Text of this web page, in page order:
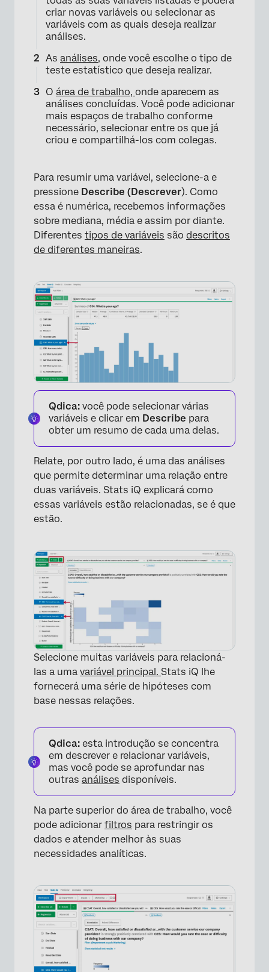
×
criar novas variáveis ou selecionar as
variáveis com as quais deseja realizar
análises.
As análises, onde você escolhe o tipo de
teste estatístico que deseja realizar.
O área de trabalho, onde aparecem as
análises concluídas. Você pode adicionar
mais espaços de trabalho conforme
necessário, selecionar entre os que já
criou e compartilhá-los com colegas.
Para resumir uma variável, selecione-a e
pressione Describe (Descrever). Como
essa é numérica, recebemos informações
sobre mediana, média e assim por diante.
Diferentes tipos de variáveis são descritos
de diferentes maneiras.
×
Qdica: você pode selecionar várias
variáveis e clicar em Describe para
obter um resumo de cada uma delas.
Relate, por outro lado, é uma das análises
que permite determinar uma relação entre
duas variáveis. Stats iQ explicará como
essas variáveis estão relacionadas, se é que
estão.
Selecione muitas variáveis para relacioná-
las a uma variável principal. Stats iQ lhe
fornecerá uma série de hipóteses com
base nessas relações.
Qdica: esta introdução se concentra
em descrever e relacionar variáveis,
mas você pode se aprofundar nas
outras análises disponíveis.
Na parte superior do área de trabalho, você
pode adicionar filtros para restringir os
dados e atender melhor às suas
necessidades analíticas.